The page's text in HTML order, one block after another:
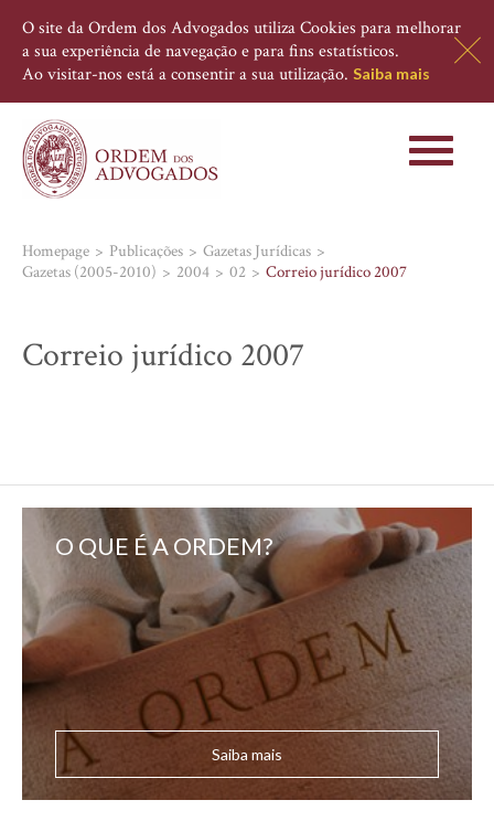
O site da Ordem dos Advogados utiliza Cookies para melhorar
a sua experiência de navegação e para fins estatísticos.
Ao visitar-nos está a consentir a sua utilização. Saiba mais
Toggle
Homepage Publicações
Gazetas Jurídicas
Gazetas (2005-2010)
2004 02 Correio jurídico 2007
Correio jurídico 2007
O QUE É A ORDEM?
Saiba mais